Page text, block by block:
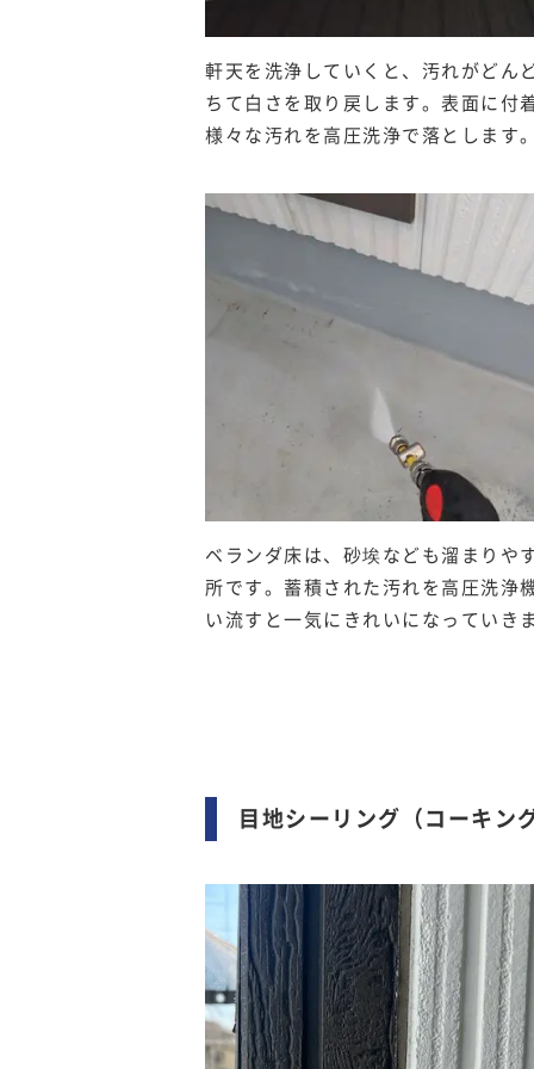
軒天を洗浄していくと、汚れがどん
ちて白さを取り戻します。表面に付
様々な汚れを高圧洗浄で落とします
ベランダ床は、砂埃なども溜まりや
所です。蓄積された汚れを高圧洗浄
い流すと一気にきれいになっていき
目地シーリング（コーキン